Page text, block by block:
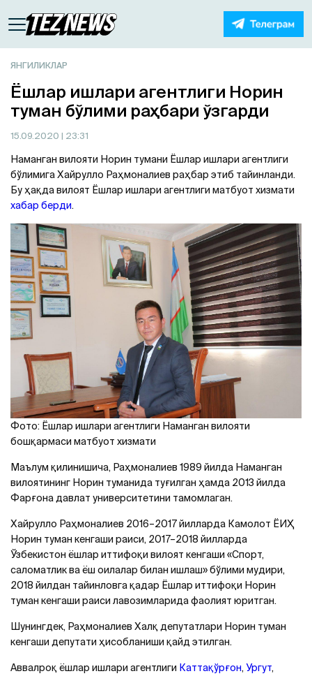
ЯНГИЛИКЛАР
Ёшлар ишлари агентлиги Норин
туман бўлими раҳбари ўзгарди
15.09.2020 | 23:31
Наманган вилояти Норин тумани Ёшлар ишлари агентлиги
бўлимига Хайрулло Раҳмоналиев раҳбар этиб тайинланди.
Бу ҳақда вилоят Ёшлар ишлари агентлиги матбуот хизмати
хабар берди.
Фото: Ёшлар ишлари агентлиги Наманган вилояти
бошқармаси матбуот хизмати
Маълум қилинишича, Раҳмоналиев 1989 йилда Наманган
вилоятининг Норин туманида туғилган ҳамда 2013 йилда
Фарғона давлат университетини тамомлаган.
Хайрулло Раҳмоналиев 2016–2017 йилларда Камолот ЁИҲ
Норин туман кенгаши раиси, 2017–2018 йилларда
Ўзбекистон ёшлар иттифоқи вилоят кенгаши «Спорт,
саломатлик ва ёш оилалар билан ишлаш» бўлими мудири,
2018 йилдан тайинловга қадар Ёшлар иттифоқи Норин
туман кенгаши раиси лавозимларида фаолият юритган.
Шунингдек, Раҳмоналиев Халқ депутатлари Норин туман
кенгаши депутати ҳисобланиши қайд этилган.
Аввалроқ ёшлар ишлари агентлиги Каттақўрғон, Ургут,